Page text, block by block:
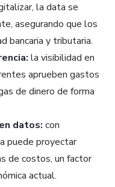
la data se
asegurando que los
bancaria y tributaria.
la visibilidad en
aprueben gastos
de dinero de forma
datos: con
puede proyectar
de costos, un factor
actual.